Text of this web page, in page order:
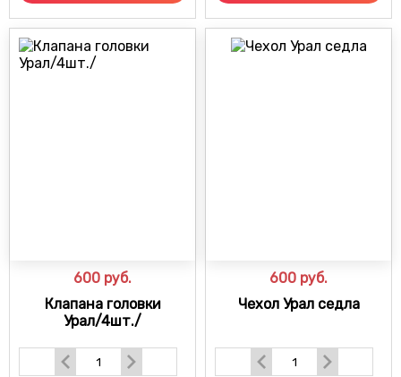
600 руб.
Клапана головки
Урал/4шт./
600 руб.
Чехол Урал седла